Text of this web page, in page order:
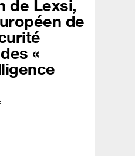
de Lexsi,
de
«